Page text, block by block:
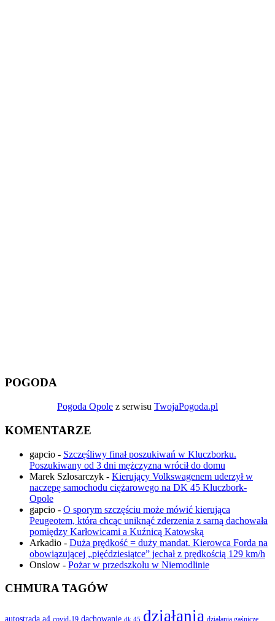
POGODA
Pogoda Opole z serwisu TwojaPogoda.pl
KOMENTARZE
gapcio - Szczęśliwy finał poszukiwań w Kluczborku.
Poszukiwany od 3 dni mężczyzna wrócił do domu
Marek Szlosarczyk - Kierujący Volkswagenem uderzył w
naczepę samochodu ciężarowego na DK 45 Kluczbork-
Opole
gapcio - O sporym szczęściu może mówić kierująca
Peugeotem, która chcąc uniknąć zderzenia z sarną dachowała
pomiędzy Karłowicami a Kuźnicą Katowską
Arkadio - Duża prędkość = duży mandat. Kierowca Forda na
obowiązującej „pięćdziesiątce” jechał z prędkością 129 km/h
Onslow - Pożar w przedszkolu w Niemodlinie
CHMURA TAGÓW
autostrada a4 covid-19 dachowanie dk 45 działania działania gaśnicze